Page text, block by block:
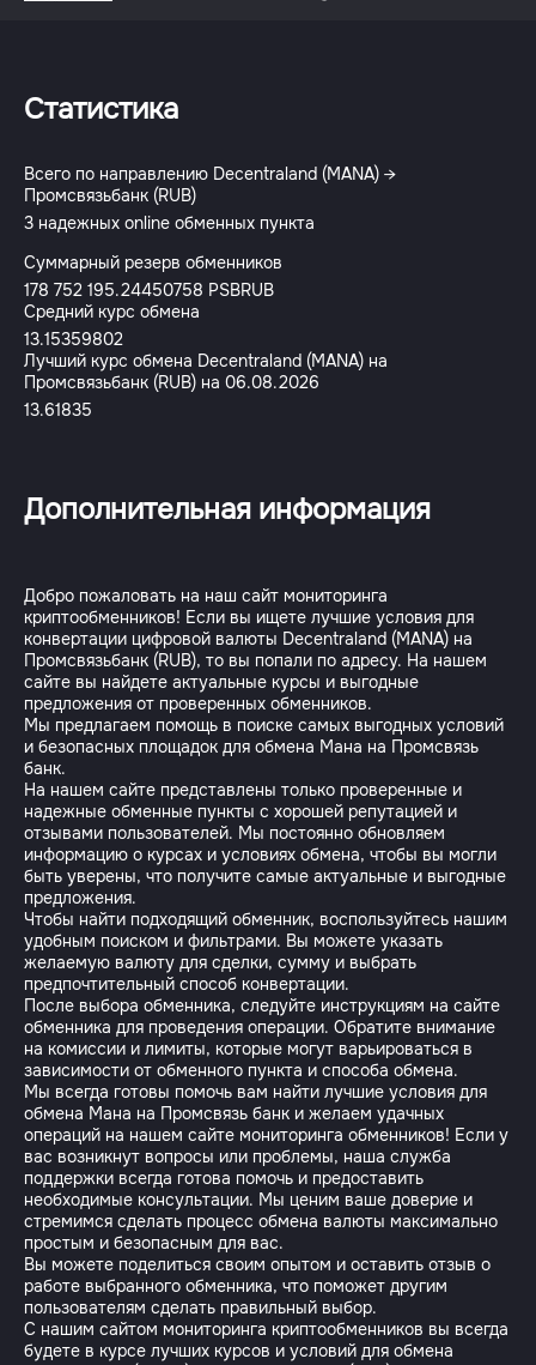
Статистика
Всего по направлению Decentraland (MANA) →
Промсвязьбанк (RUB)
3 надежных online обменных пункта
Суммарный резерв обменников
178 752 195.24450758 PSBRUB
Средний курс обмена
13.15359802
Лучший курс обмена Decentraland (MANA) на
Промсвязьбанк (RUB) на 06.08.2026
13.61835
Дополнительная информация
Добро пожаловать на наш сайт мониторинга
криптообменников! Если вы ищете лучшие условия для
конвертации цифровой валюты Decentraland (MANA) на
Промсвязьбанк (RUB), то вы попали по адресу. На нашем
сайте вы найдете актуальные курсы и выгодные
предложения от проверенных обменников.
Мы предлагаем помощь в поиске самых выгодных условий
и безопасных площадок для обмена Мана на Промсвязь
банк.
На нашем сайте представлены только проверенные и
надежные обменные пункты с хорошей репутацией и
отзывами пользователей. Мы постоянно обновляем
информацию о курсах и условиях обмена, чтобы вы могли
быть уверены, что получите самые актуальные и выгодные
предложения.
Чтобы найти подходящий обменник, воспользуйтесь нашим
удобным поиском и фильтрами. Вы можете указать
желаемую валюту для сделки, сумму и выбрать
предпочтительный способ конвертации.
После выбора обменника, следуйте инструкциям на сайте
обменника для проведения операции. Обратите внимание
на комиссии и лимиты, которые могут варьироваться в
зависимости от обменного пункта и способа обмена.
Мы всегда готовы помочь вам найти лучшие условия для
обмена Мана на Промсвязь банк и желаем удачных
операций на нашем сайте мониторинга обменников! Если у
вас возникнут вопросы или проблемы, наша служба
поддержки всегда готова помочь и предоставить
необходимые консультации. Мы ценим ваше доверие и
стремимся сделать процесс обмена валюты максимально
простым и безопасным для вас.
Вы можете поделиться своим опытом и оставить отзыв о
работе выбранного обменника, что поможет другим
пользователям сделать правильный выбор.
С нашим сайтом мониторинга криптообменников вы всегда
будете в курсе лучших курсов и условий для обмена